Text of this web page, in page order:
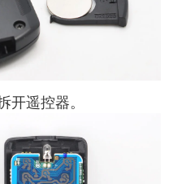
遥控器。